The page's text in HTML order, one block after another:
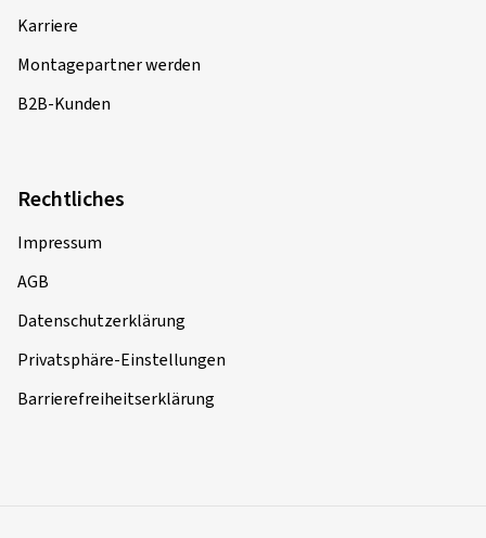
Karriere
Montagepartner werden
B2B-Kunden
Rechtliches
Impressum
AGB
Datenschutzerklärung
Privatsphäre-Einstellungen
Barrierefreiheitserklärung